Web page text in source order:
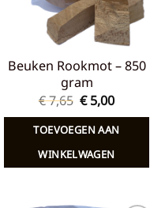
Beuken Rookmot – 850
gram
€7,65
prijs
was:
€ 7,65.
€5,00Huidige
is:
€ 5,00.
TOEVOEGEN AAN
WINKELWAGEN